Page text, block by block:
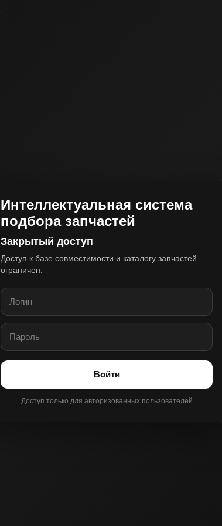
Интеллектуальная система
подбора запчастей
Закрытый доступ
Доступ к базе совместимости и каталогу запчастей
ограничен.
Войти
Доступ только для авторизованных пользователей